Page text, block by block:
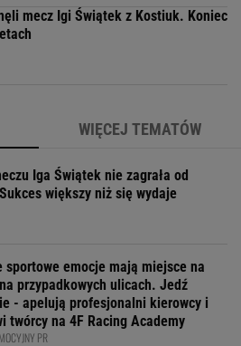
mecz Igi Świątek z Kostiuk. Koniec
WIĘCEJ TEMATÓW
Iga Świątek nie zagrała od
większy niż się wydaje
sportowe emocje mają miejsce na
przypadkowych ulicach. Jedź
- apelują profesjonalni kierowcy i
twórcy na 4F Racing Academy
PR